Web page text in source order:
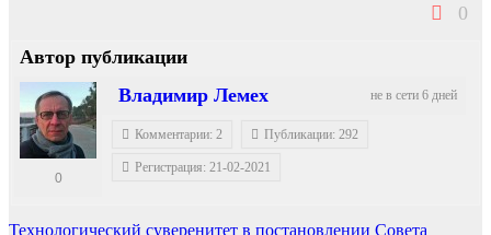
0
Автор публикации
не в сети 6 дней
Владимир Лемех
0
Комментарии: 2 Публикации: 292
Регистрация: 21-02-2021
Технологический суверенитет в постановлении Совета